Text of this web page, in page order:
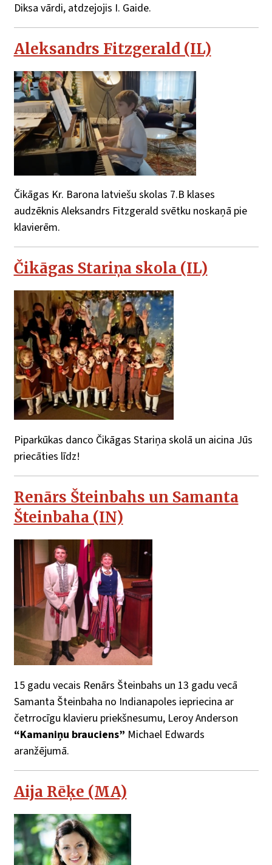
Diksa vārdi, atdzejojis I. Gaide.
Aleksandrs Fitzgerald (IL)
Čikāgas Kr. Barona latviešu skolas 7.B klases
audzēknis Aleksandrs Fitzgerald svētku noskaņā pie
klavierēm.
Čikāgas Stariņa skola (IL)
Piparkūkas danco Čikāgas Stariņa skolā un aicina Jūs
priecāties līdz!
Renārs Šteinbahs un Samanta
Šteinbaha (IN)
15 gadu vecais Renārs Šteinbahs un 13 gadu vecā
Samanta Šteinbaha no Indianapoles iepriecina ar
četrrocīgu klavieru priekšnesumu, Leroy Anderson
“Kamaniņu brauciens” Michael Edwards
aranžējumā.
Aija Rēķe (MA)